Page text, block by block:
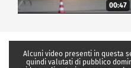
00:47
Alcuni video presenti in questa
quindi valutati di pubblico